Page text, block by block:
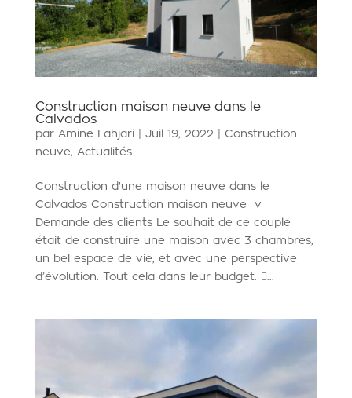
Construction maison neuve dans le
Calvados
par Amine Lahjari| Juil 19, 2022
Construction
neuve, Actualités
Construction d'une maison neuve dans le
Calvados Construction maison neuve v
Demande des clients Le souhait de ce couple
était de construire une maison avec 3 chambres,
un bel espace de vie, et avec une perspective
d’évolution. Tout cela dans leur budget. ...